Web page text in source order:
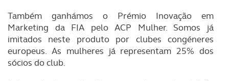
Também ganhámos o Prémio Inovação em
Marketing da FIA pelo ACP Mulher. Somos já
imitados neste produto por clubes congéneres
europeus. As mulheres já representam 25% dos
sócios do club.